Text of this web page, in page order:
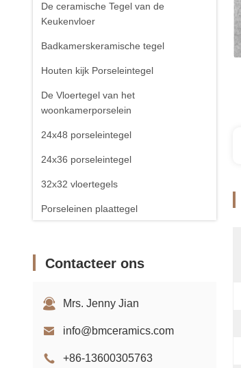
De ceramische Tegel van de
Keukenvloer
Badkamerskeramische tegel
Houten kijk Porseleintegel
De Vloertegel van het
woonkamerporselein
24x48 porseleintegel
24x36 porseleintegel
32x32 vloertegels
Porseleinen plaattegel
Contacteer ons
Mrs. Jenny Jian
info@bmceramics.com
+86-13600305763